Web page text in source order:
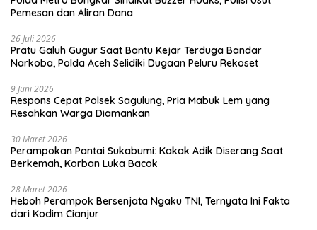
Pemesan dan Aliran Dana
26 Juli 2026
Pratu Galuh Gugur Saat Bantu Kejar Terduga Bandar
Narkoba, Polda Aceh Selidiki Dugaan Peluru Rekoset
9 Juni 2026
Respons Cepat Polsek Sagulung, Pria Mabuk Lem yang
Resahkan Warga Diamankan
30 Maret 2026
Perampokan Pantai Sukabumi: Kakak Adik Diserang Saat
Berkemah, Korban Luka Bacok
28 Maret 2026
Heboh Perampok Bersenjata Ngaku TNI, Ternyata Ini Fakta
dari Kodim Cianjur